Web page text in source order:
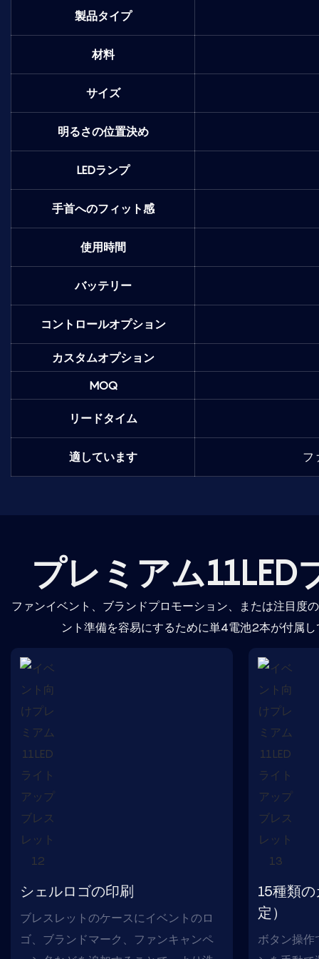
製品タイプ
材料
サイズ
明るさの位置決め
LEDランプ
手首へのフィット感
使用時間
バッテリー
コントロールオプション
カスタムオプション
MOQ
リードタイム
適しています フ
プレミアム
ファンイベント、ブランドプロモーション、または注目度
ント準備を容易にするために単4電池2本が付属
シェルロゴの印刷
ブレスレットのケースにイベントのロ
ゴ、ブランドマーク、ファンキャンペ
15種類
定）
ボタン操